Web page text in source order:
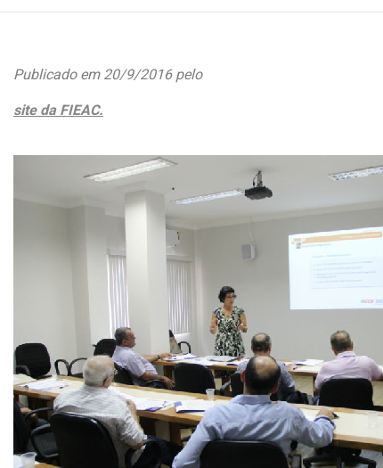
Publicado em 20/9/2016 pelo
site da FIEAC.